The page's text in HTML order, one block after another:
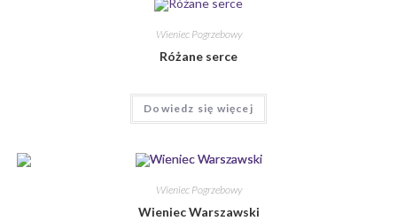
Wieniec Pogrzebowy
Różane serce
Dowiedz się więcej
Wieniec Pogrzebowy
Wieniec Warszawski